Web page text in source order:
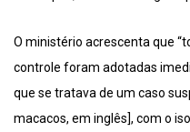
O ministério acrescenta que
controle foram adotadas
que se tratava de um caso
macacos, em inglês], com o